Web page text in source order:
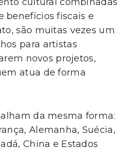
benefícios fiscais e
são muitas vezes um
para artistas
novos projetos,
atua de forma
da mesma forma:
Alemanha, Suécia,
China e Estados